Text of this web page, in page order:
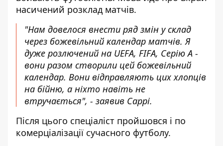
насичений розклад матчів.
"Нам довелося внести ряд змін у склад
через божевільний календар матчів. Я
дуже розлючений на UEFA, FIFA, Серію А -
вони разом створили цей божевільний
календар. Вони відправляють цих хлопців
на бійню, а ніхто навіть не
втручається", - заявив Саррі.
Після цього спеціаліст пройшовся і по
комерціалізації сучасного футболу.